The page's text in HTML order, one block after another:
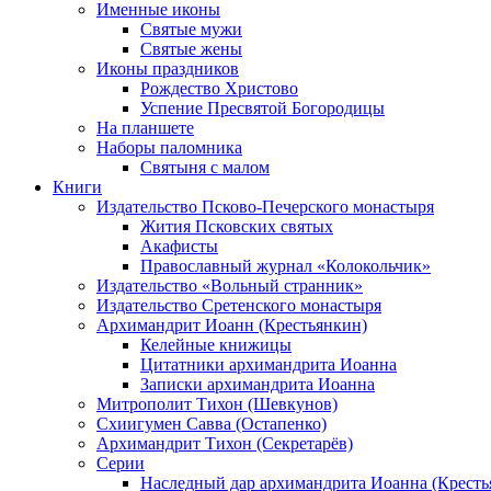
Именные иконы
Святые мужи
Святые жены
Иконы праздников
Рождество Христово
Успение Пресвятой Богородицы
На планшете
Наборы паломника
Святыня с малом
Книги
Издательство Псково-Печерского монастыря
Жития Псковских святых
Акафисты
Православный журнал «Колокольчик»
Издательство «Вольный странник»
Издательство Сретенского монастыря
Архимандрит Иоанн (Крестьянкин)
Келейные книжицы
Цитатники архимандрита Иоанна
Записки архимандрита Иоанна
Митрополит Тихон (Шевкунов)
Схиигумен Савва (Остапенко)
Архимандрит Тихон (Секретарёв)
Серии
Наследный дар архимандрита Иоанна